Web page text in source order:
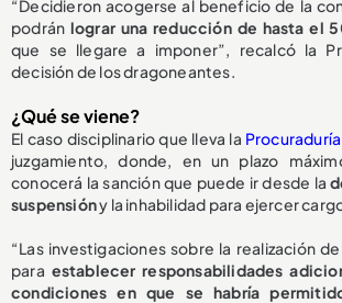
“Decidieron acogerse al beneficio de la
podrán lograr una reducción de hasta el
que se llegare a imponer”, recalcó la
decisión de los dragoneantes.
¿Qué se viene?
El caso disciplinario que lleva la Procuraduría
juzgamiento, donde, en un plazo
conocerá la sanción que puede ir desde la
suspensióny la inhabilidad para ejercer
“Las investigaciones sobre la realización
para establecer responsabilidades
condiciones en que se habría